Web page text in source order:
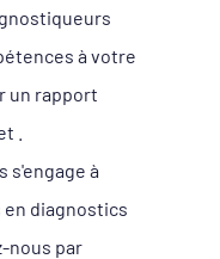
à votre
un rapport
.
s'engage à
diagnostics
nous par